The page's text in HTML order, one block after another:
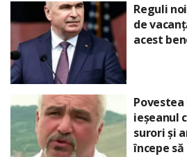
Reguli
de
acest
ieșeanul
surori și
începe